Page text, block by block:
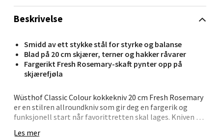
Beskrivelse
Smidd av ett stykke stål for styrke og balanse
Blad på 20 cm skjærer, terner og hakker råvarer
Fargerikt Fresh Rosemary-skaft pynter opp på
skjærefjøla
Wüsthof Classic Colour kokkekniv 20 cm Fresh Rosemary
er en stilren allroundkniv som gir deg en fargerik og
funksjonell start når favorittretten skal lages. Kniven er
Les mer
Molde - Moldetorget
Torget 1, 6413 Molde
Åpent i dag 10-20